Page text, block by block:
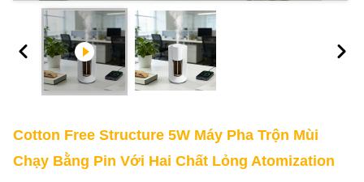
Cotton Free Structure 5W Máy Pha Trộn Mùi
Chạy Bằng Pin Với Hai Chất Lỏng Atomization